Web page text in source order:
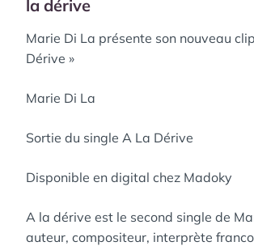
la dérive
Marie Di La présente son nouveau
Dérive »
Marie Di La
Sortie du single A La Dérive
Disponible en digital chez Madoky
A la dérive est le second single de
auteur, compositeur, interprète